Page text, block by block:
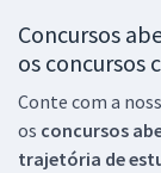
Concursos
os concursos
Conte com a
os concursos
trajetória de